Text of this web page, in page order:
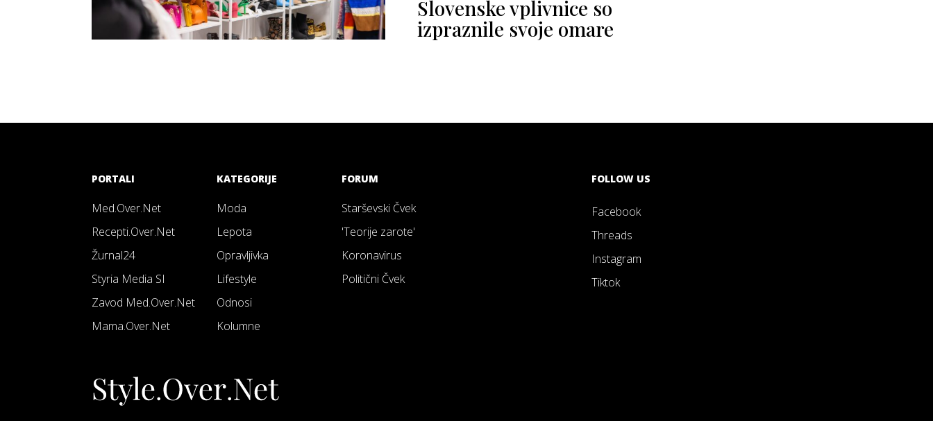
Slovenske vplivnice so
izpraznile svoje omare
PORTALI
Med.Over.Net
Recepti.Over.Net
Žurnal24
Styria Media SI
Zavod Med.Over.Net
Mama.Over.Net
KATEGORIJE
Moda
Lepota
Opravljivka
Lifestyle
Odnosi
Kolumne
FORUM
Starševski Čvek
'Teorije zarote'
Koronavirus
Politični Čvek
FOLLOW US
Facebook
Threads
Instagram
Tiktok